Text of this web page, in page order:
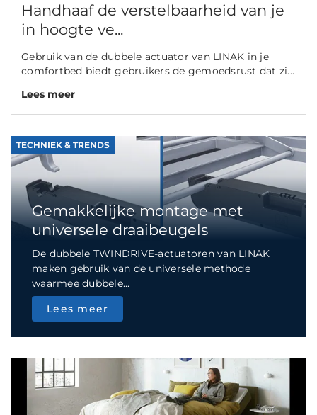
Handhaaf de verstelbaarheid van je
in hoogte ve...
Gebruik van de dubbele actuator van LINAK in je
comfortbed biedt gebruikers de gemoedsrust dat zi...
Lees meer
TECHNIEK & TRENDS
Gemakkelijke montage met
universele draaibeugels
De dubbele TWINDRIVE-actuatoren van LINAK
maken gebruik van de universele methode
waarmee dubbele...
Lees meer